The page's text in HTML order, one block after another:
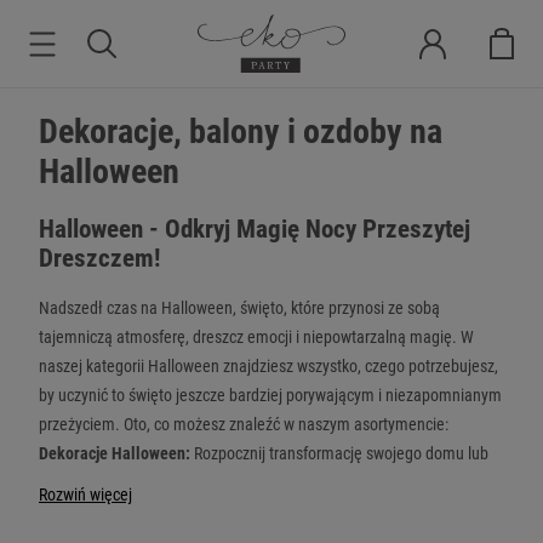
Dekoracje, balony i ozdoby na
Halloween
Halloween - Odkryj Magię Nocy Przeszytej
Dreszczem!
Nadszedł czas na Halloween, święto, które przynosi ze sobą
tajemniczą atmosferę, dreszcz emocji i niepowtarzalną magię. W
naszej kategorii Halloween znajdziesz wszystko, czego potrzebujesz,
by uczynić to święto jeszcze bardziej porywającym i niezapomnianym
przeżyciem. Oto, co możesz znaleźć w naszym asortymencie:
Dekoracje Halloween: Rozpocznij transformację swojego domu lub
Rozwiń więcej